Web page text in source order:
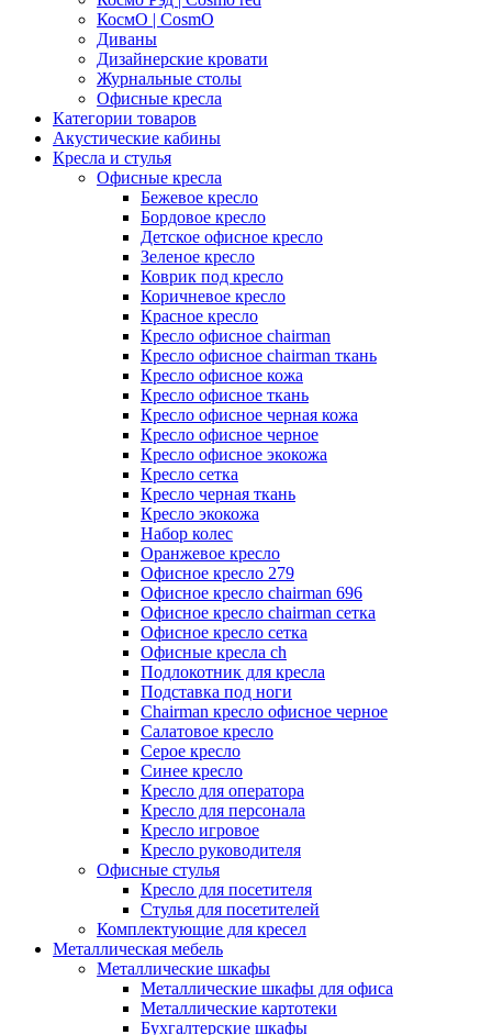
КосмО | CosmO
Диваны
Дизайнерские кровати
Журнальные столы
Офисные кресла
Категории товаров
Акустические кабины
Кресла и стулья
Офисные кресла
Бежевое кресло
Бордовое кресло
Детское офисное кресло
Зеленое кресло
Коврик под кресло
Коричневое кресло
Красное кресло
Кресло офисное chairman
Кресло офисное chairman ткань
Кресло офисное кожа
Кресло офисное ткань
Кресло офисное черная кожа
Кресло офисное черное
Кресло офисное экокожа
Кресло сетка
Кресло черная ткань
Кресло экокожа
Набор колес
Оранжевое кресло
Офисное кресло 279
Офисное кресло chairman 696
Офисное кресло chairman сетка
Офисное кресло сетка
Офисные кресла ch
Подлокотник для кресла
Подставка под ноги
Сhairman кресло офисное черное
Салатовое кресло
Серое кресло
Синее кресло
Кресло для оператора
Кресло для персонала
Кресло игровое
Кресло руководителя
Офисные стулья
Кресло для посетителя
Стулья для посетителей
Комплектующие для кресел
Металлическая мебель
Металлические шкафы
Металлические шкафы для офиса
Металлические картотеки
Бухгалтерские шкафы